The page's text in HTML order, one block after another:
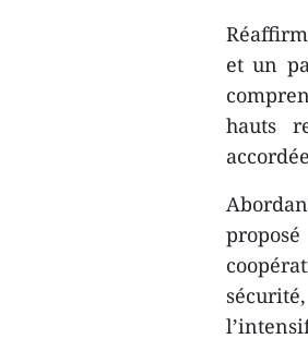
et un
hauts